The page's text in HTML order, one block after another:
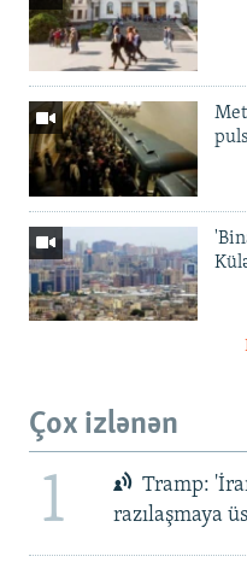
Çox izlənən
1
Tramp:
razılaşmaya